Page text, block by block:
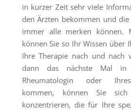
in kurzer Zeit sehr viele
den Ärzten bekommen und
immer alle merken können.
können Sie so Ihr Wissen über
Ihre Therapie nach und nach
dann das nächste Mal
Rheumatologin oder
kommen, können Sie
konzentrieren, die für Ihre